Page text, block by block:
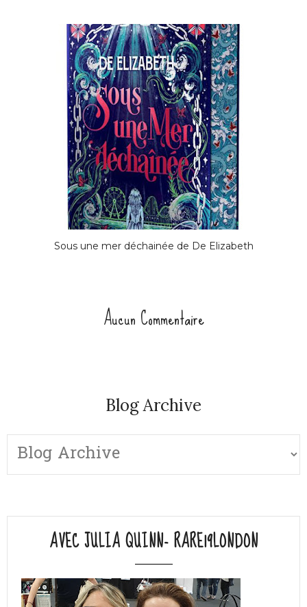
Sous une mer déchainée de De Elizabeth
Aucun Commentaire
Blog Archive
AVEC JULIA QUINN- RARE19LONDON